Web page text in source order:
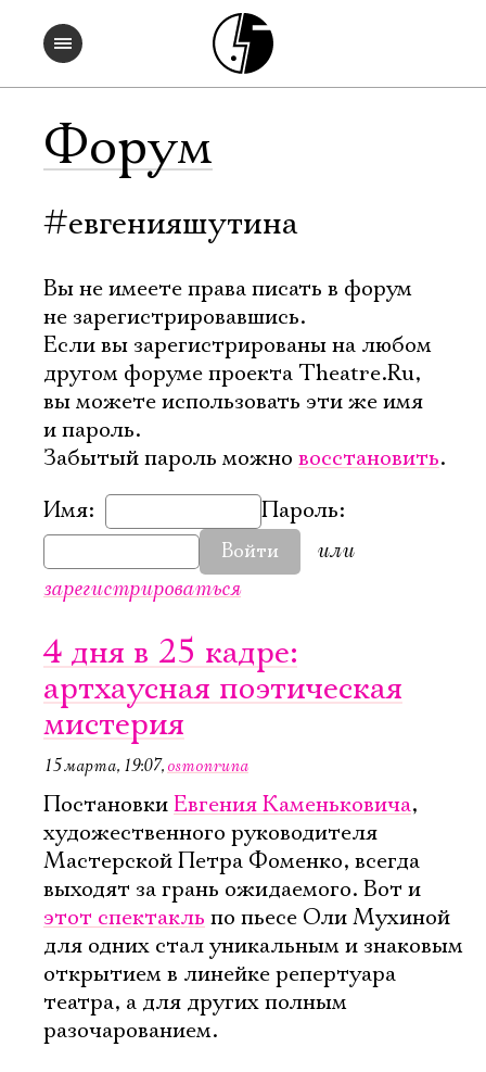
Форум
#евгенияшутина
Вы не имеете права писать в форум
не зарегистрировавшись.
Если вы зарегистрированы на любом
другом форуме проекта Theatre.Ru,
вы можете использовать эти же имя
и пароль.
Забытый пароль можно восстановить.
Имя:
Пароль:
Войти
или
зарегистрироваться
4 дня в 25 кадре:
артхаусная поэтическая
мистерия
15 марта, 19:07, osmonruna
ПостановкиЕвгения Каменьковича,
художественного руководителя
Мастерской Петра Фоменко, всегда
выходят за грань ожидаемого. Вот и
этот спектакль по пьесе Оли Мухиной
для одних стал уникальным и знаковым
открытием в линейке репертуара
театра, а для других полным
разочарованием.